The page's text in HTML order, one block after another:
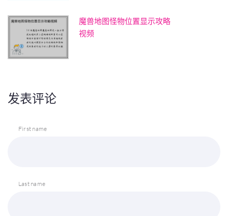
魔兽地图怪物位置显示攻略
视频
发表评论
First name
Last name